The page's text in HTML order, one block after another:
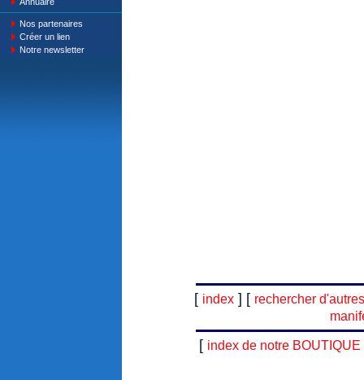
Nos partenaires
Créer un lien
Notre newsletter
[ index ] [ rechercher
[ index de notre BOUTIQUE